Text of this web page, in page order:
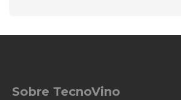
Sobre TecnoVino